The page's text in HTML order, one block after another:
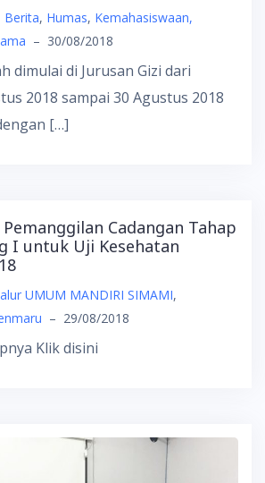
Berita, Humas, Kemahasiswaan,
– 30/08/2018
dimulai di Jurusan Gizi dari
2018 sampai 30 Agustus 2018
[…]
Cadangan Tahap
I untuk Uji Kesehatan
UMUM MANDIRI SIMAMI,
– 29/08/2018
Klik disini